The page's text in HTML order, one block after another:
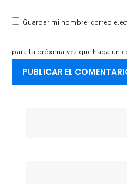
Guardar mi nombre, correo
para la próxima vez que haga un